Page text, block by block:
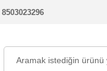
8503023296